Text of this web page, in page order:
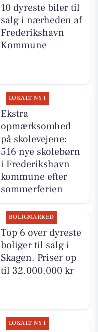
10 dyreste biler til
salg i nærheden af
Frederikshavn
Kommune
LOKALT NYT
Ekstra
opmærksomhed
på skolevejene:
516 nye skolebørn
i Frederikshavn
kommune efter
sommerferien
BOLIGMARKED
Top 6 over dyreste
boliger til salg i
Skagen. Priser op
til 32.000.000 kr
LOKALT NYT